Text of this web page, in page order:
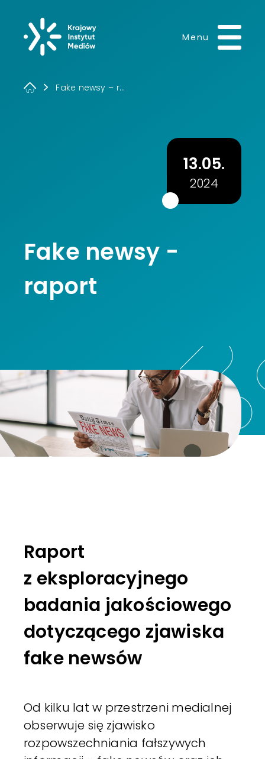
Krajowy Instytut
Menu
Fake newsy – r...
Fake newsy -
raport
13.05.
2024
Raport
z eksploracyjnego
badania jakościowego
dotyczącego zjawiska
fake newsów
Od kilku lat w przestrzeni medialnej
obserwuje się zjawisko
rozpowszechniania fałszywych